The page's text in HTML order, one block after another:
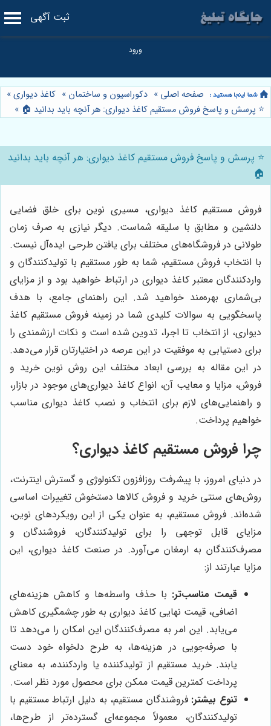
ثبت آگهی
صفحه اصلی » دکوراسیون و ساختمان » کاغذ دیواری»
⭐️ پرسش و پاسخ فروش مستقیم کاغذ دیواری: هر آنچه باید بدانید 🏠 »
⭐️ پرسش و پاسخ فروش مستقیم کاغذ دیواری: هر آنچه باید بدانید
🏠
فروش مستقیم کاغذ دیواری، مسیری نوین برای خلق فضایی
دلنشین و مطابق با سلیقه شماست. دیگر نیازی به صرف زمان
طولانی در فروشگاه‌های مختلف برای یافتن طرحی ایده‌آل نیست.
با انتخاب فروش مستقیم، شما به طور مستقیم با تولیدکنندگان و
واردکنندگان معتبر کاغذ دیواری در ارتباط خواهید بود و از مزایای
بی‌شماری بهره‌مند خواهید شد. این راهنمای جامع، با هدف
پاسخگویی به سوالات کلیدی شما در زمینه فروش مستقیم کاغذ
دیواری، از انتخاب تا اجرا، تدوین شده است و نکات ارزشمندی را
برای دستیابی به موفقیت در این عرصه در اختیارتان قرار می‌دهد.
در این مقاله به بررسی ابعاد مختلف این روش نوین خرید و
فروش، مزایا و معایب آن، انواع کاغذ دیواری‌های موجود در بازار،
و راهنمایی‌های لازم برای انتخاب و نصب کاغذ دیواری مناسب
خواهیم پرداخت.
چرا فروش مستقیم کاغذ دیواری؟
در دنیای امروز، با پیشرفت روزافزون تکنولوژی و گسترش اینترنت،
روش‌های سنتی خرید و فروش کالاها دستخوش تغییرات اساسی
شده‌اند. فروش مستقیم، به عنوان یکی از این رویکردهای نوین،
مزایای قابل توجهی را برای تولیدکنندگان، فروشندگان و
مصرف‌کنندگان به ارمغان می‌آورد. در صنعت کاغذ دیواری، این
مزایا عبارتند از:
قیمت مناسب‌تر: با حذف واسطه‌ها و کاهش هزینه‌های
اضافی، قیمت نهایی کاغذ دیواری به طور چشمگیری کاهش
می‌یابد. این امر به مصرف‌کنندگان این امکان را می‌دهد تا
با صرفه‌جویی در هزینه‌ها، به طرح دلخواه خود دست
یابند. خرید مستقیم از تولیدکننده یا واردکننده، به معنای
پرداخت کمترین قیمت ممکن برای محصول مورد نظر است.
تنوع بیشتر: فروشندگان مستقیم، به دلیل ارتباط مستقیم با
تولیدکنندگان، معمولاً مجموعه‌ای گسترده‌تر از طرح‌ها،